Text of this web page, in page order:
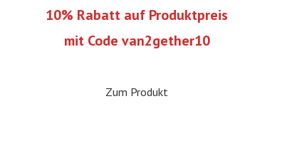
10% Rabatt auf Produktpreis
mit Code van2gether10
Zum Produkt